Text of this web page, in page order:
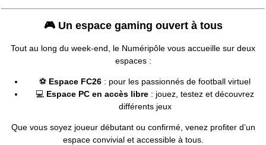
🎮 Un espace gaming ouvert à tous
Tout au long du week-end, le Numéripôle vous accueille sur deux
espaces :
⚽ Espace FC26 : pour les passionnés de football virtuel
💻 Espace PC en accès libre : jouez, testez et découvrez
différents jeux
Que vous soyez joueur débutant ou confirmé, venez profiter d’un
espace convivial et accessible à tous.